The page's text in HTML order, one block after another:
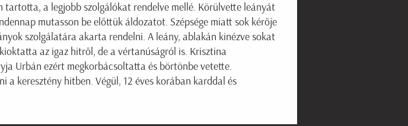
a legjobb szolgálókat rendelve mellé. Körülvette leányát
mutasson be előttük áldozatot. Szépsége miatt sok kérője
szolgálatára akarta rendelni. A leány, ablakán kinézve sokat
az igaz hitről, de a vértanúságról is. Krisztina
Urbán ezért megkorbácsoltatta és börtönbe vetette.
keresztény hitben. Végül, 12 éves korában karddal és